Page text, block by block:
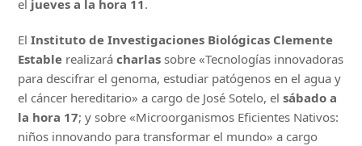
el jueves a la hora 11.
ElInstituto de Investigaciones Biológicas Clemente
Estable realizarácharlas sobre «Tecnologías innovadoras
para descifrar el genoma, estudiar patógenos en el agua y
el cáncer hereditario» a cargo de José Sotelo, elsábado a
la hora 17; y sobre «Microorganismos Eficientes Nativos:
niños innovando para transformar el mundo» a cargo